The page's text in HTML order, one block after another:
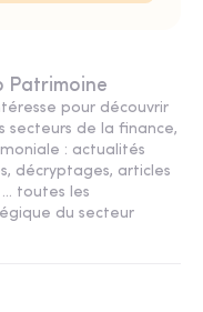
Patrimoine
pour découvrir
secteurs de la finance,
: actualités
décryptages, articles
toutes les
du secteur